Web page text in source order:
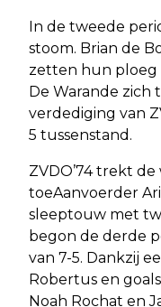
In de tweede
stoom. Brian de
zetten hun ploeg
De Warande zich
verdediging van
5 tussenstand.
ZVDO’74 trekt
toeAanvoerder
sleeptouw met
begon de derde
van 7-5. Dankzij
Robertus en
Noah Rochat en